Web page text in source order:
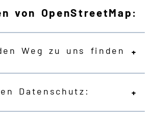
von OpenStreetMap:
Weg zu uns finden
Datenschutz: